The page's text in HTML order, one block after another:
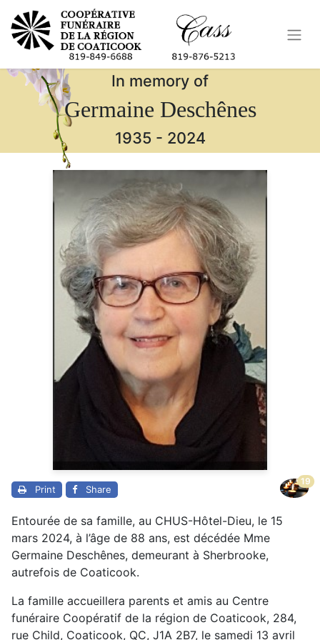
In memory of
Germaine Deschênes
1935 - 2024
Print Share
19
Entourée de sa famille, au CHUS-Hôtel-Dieu, le 15
mars 2024, à l’âge de 88 ans, est décédée Mme
Germaine Deschênes, demeurant à Sherbrooke,
autrefois de Coaticook.
La famille accueillera parents et amis au Centre
funéraire Coopératif de la région de Coaticook, 284,
rue Child, Coaticook, QC, J1A 2B7, le samedi 13 avril